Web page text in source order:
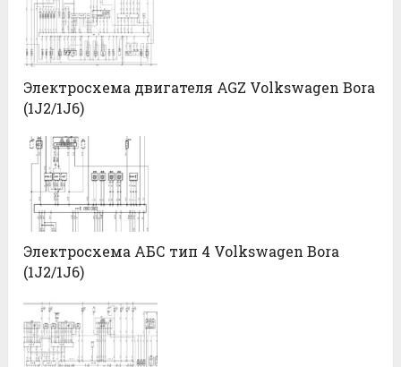
Электросхема двигателя AGZ Volkswagen Bora
(1J2/1J6)
Электросхема АБС тип 4 Volkswagen Bora
(1J2/1J6)